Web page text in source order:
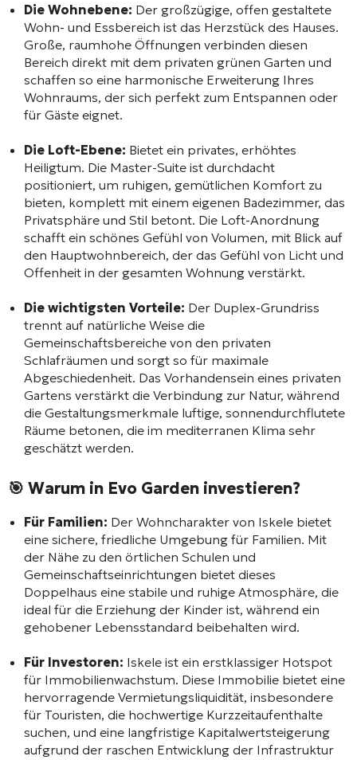
Die Wohnebene: Der großzügige, offen gestaltete
Wohn- und Essbereich ist das Herzstück des Hauses.
Große, raumhohe Öffnungen verbinden diesen
Bereich direkt mit dem privaten grünen Garten und
schaffen so eine harmonische Erweiterung Ihres
Wohnraums, der sich perfekt zum Entspannen oder
für Gäste eignet.
Die Loft-Ebene: Bietet ein privates, erhöhtes
Heiligtum. Die Master-Suite ist durchdacht
positioniert, um ruhigen, gemütlichen Komfort zu
bieten, komplett mit einem eigenen Badezimmer, das
Privatsphäre und Stil betont. Die Loft-Anordnung
schafft ein schönes Gefühl von Volumen, mit Blick auf
den Hauptwohnbereich, der das Gefühl von Licht und
Offenheit in der gesamten Wohnung verstärkt.
Die wichtigsten Vorteile: Der Duplex-Grundriss
trennt auf natürliche Weise die
Gemeinschaftsbereiche von den privaten
Schlafräumen und sorgt so für maximale
Abgeschiedenheit. Das Vorhandensein eines privaten
Gartens verstärkt die Verbindung zur Natur, während
die Gestaltungsmerkmale luftige, sonnendurchflutete
Räume betonen, die im mediterranen Klima sehr
geschätzt werden.
🎯 Warum in Evo Garden investieren?
Für Familien: Der Wohncharakter von Iskele bietet
eine sichere, friedliche Umgebung für Familien. Mit
der Nähe zu den örtlichen Schulen und
Gemeinschaftseinrichtungen bietet dieses
Doppelhaus eine stabile und ruhige Atmosphäre, die
ideal für die Erziehung der Kinder ist, während ein
gehobener Lebensstandard beibehalten wird.
Für Investoren: Iskele ist ein erstklassiger Hotspot
für Immobilienwachstum. Diese Immobilie bietet eine
hervorragende Vermietungsliquidität, insbesondere
für Touristen, die hochwertige Kurzzeitaufenthalte
suchen, und eine langfristige Kapitalwertsteigerung
aufgrund der raschen Entwicklung der Infrastruktur